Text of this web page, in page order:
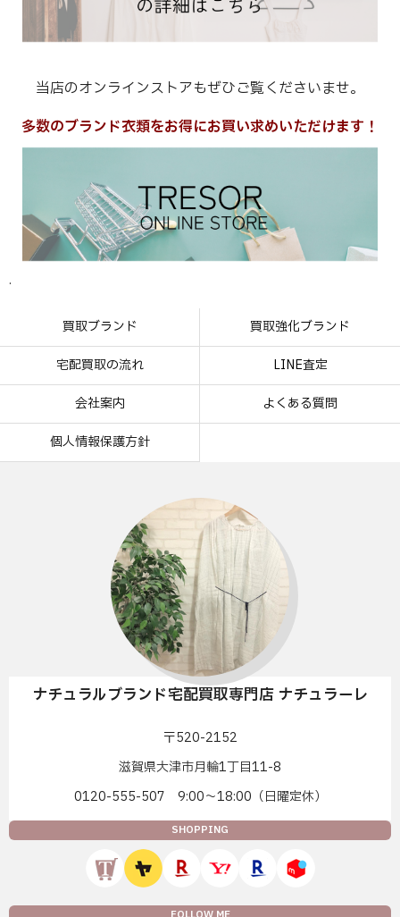
当店のオンラインストアもぜひご覧くださいませ。
多数のブランド衣類をお得にお買い求めいただけます！
.
買取ブランド 買取強化ブランド
宅配買取の流れ LINE査定
会社案内 よくある質問
個人情報保護方針
ナチュラルブランド宅配買取専門店 ナチュラーレ
〒520-2152
滋賀県大津市月輪1丁目11-8
0120-555-507 9:00〜18:00（日曜定休）
SHOPPING